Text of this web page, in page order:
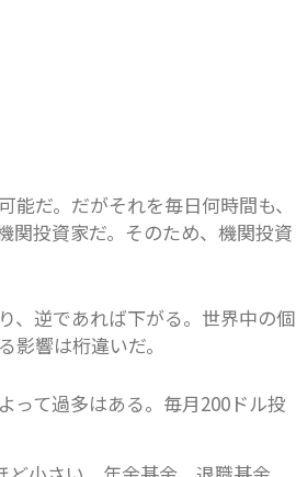
だ。だがそれを毎日何時間も、
関投資家だ。そのため、機関投資
、逆であれば下がる。世界中の個
響は桁違いだ。
って過多はある。毎月200ドル投